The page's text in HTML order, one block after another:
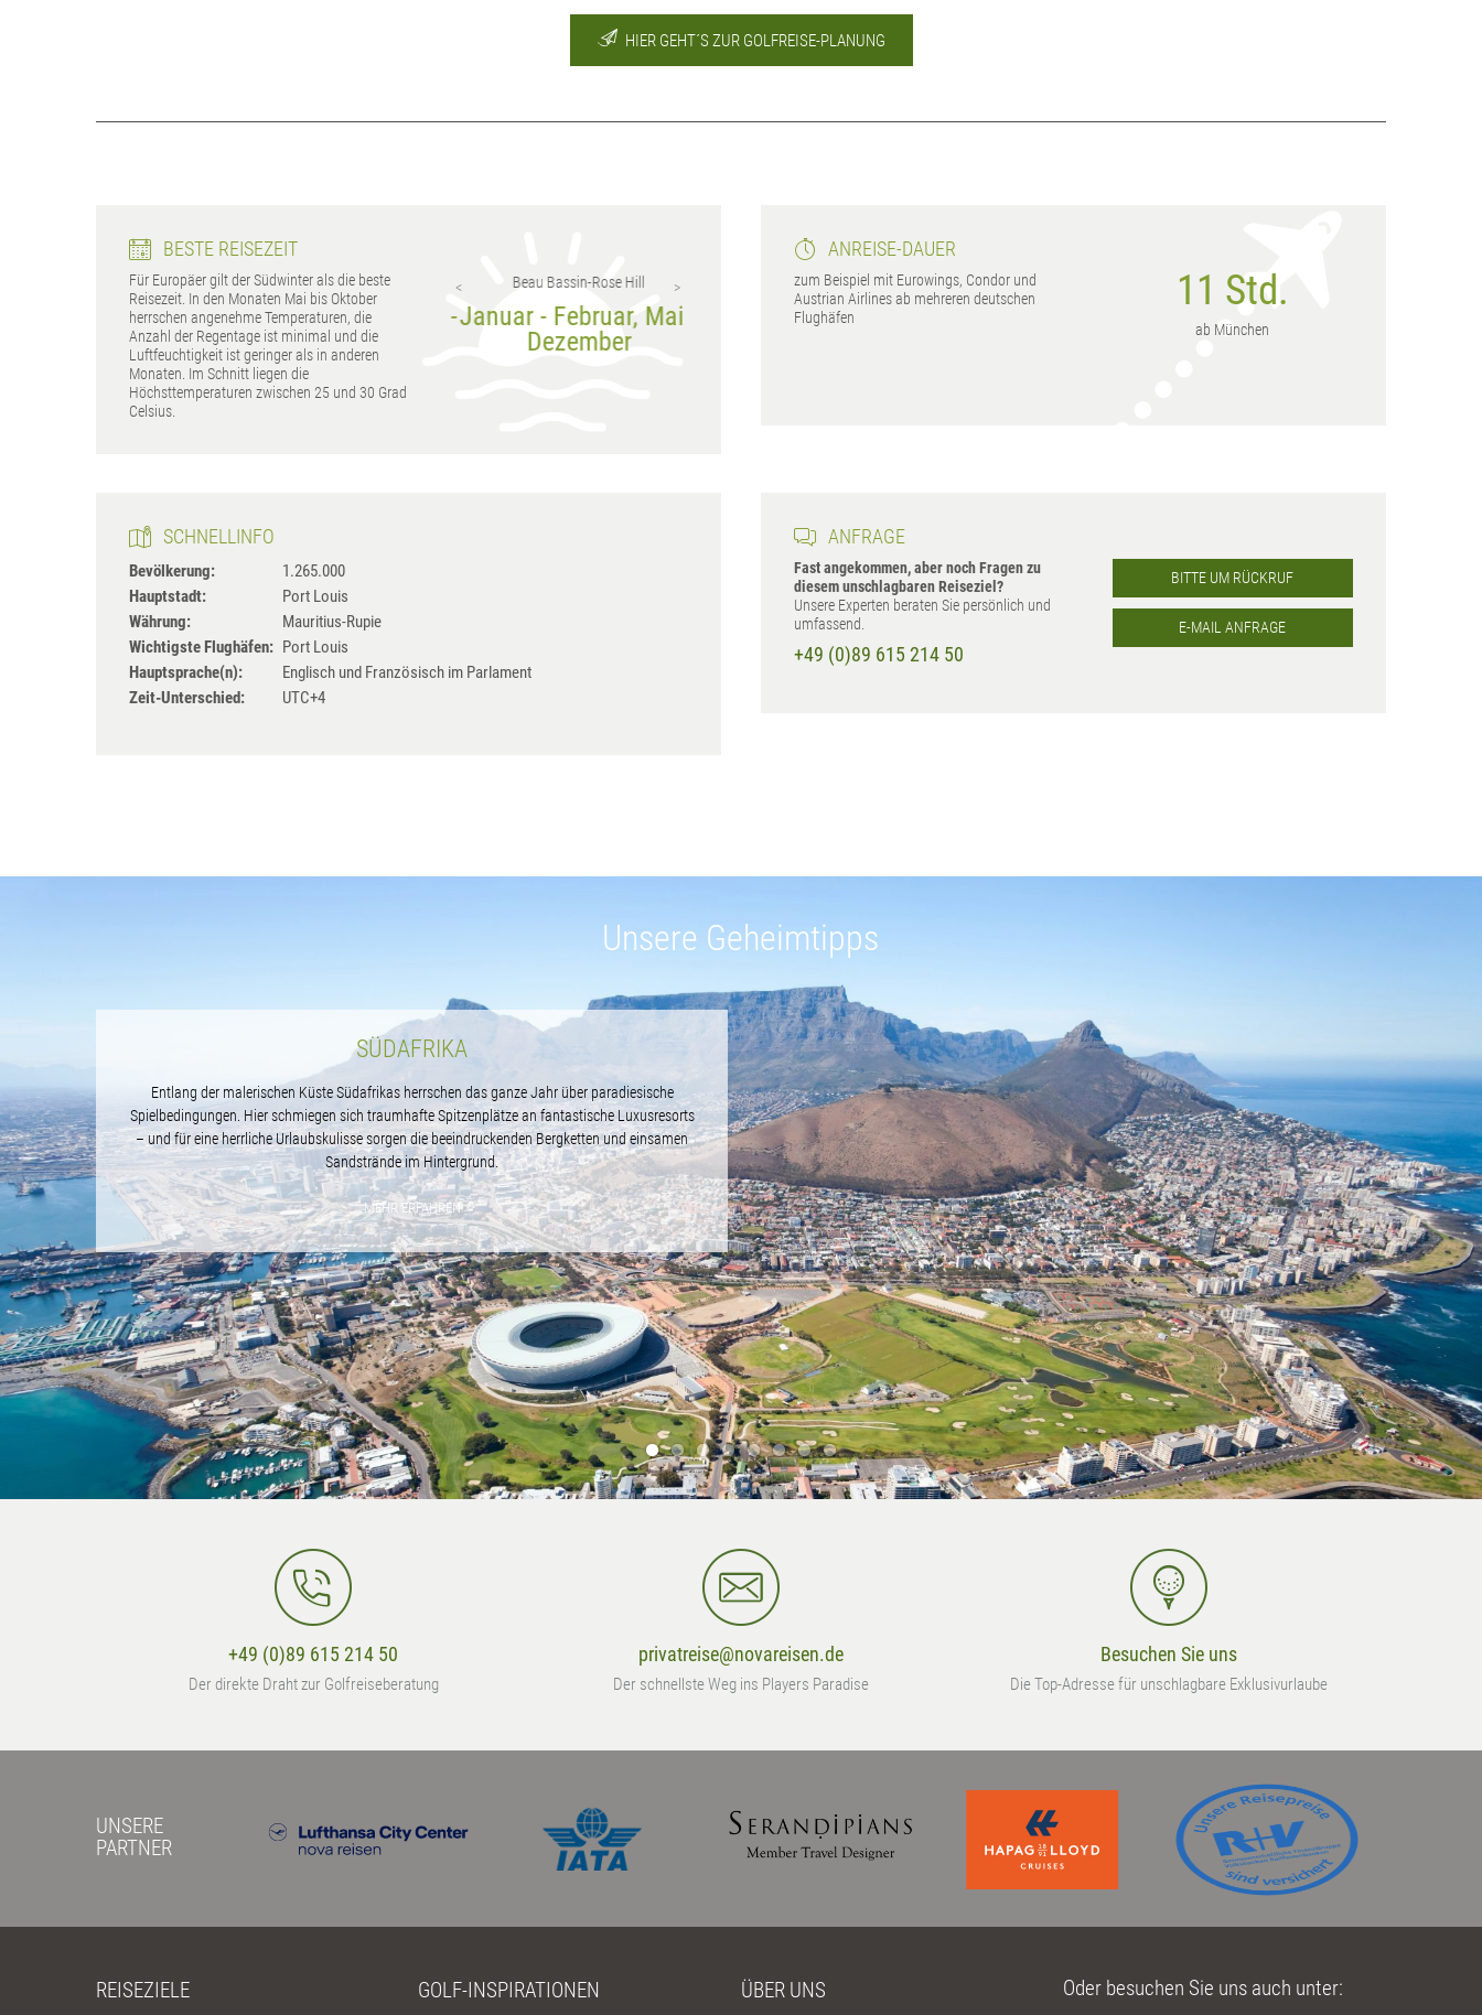
HIER GEHT´S ZUR GOLFREISE-PLANUNG
BESTE REISEZEIT
Für Europäer gilt der Südwinter als die beste
Reisezeit. In den Monaten Mai bis Oktober
herrschen angenehme Temperaturen, die
Anzahl der Regentage ist minimal und die
Luftfeuchtigkeit ist geringer als in anderen
Monaten. Im Schnitt liegen die
Höchsttemperaturen zwischen 25 und 30 Grad
Celsius.
Juni - November
Port Louis
Januar - Februar, Mai -
Dezember
Beau Bassin-Rose Hill
Januar - Februar, Mai -
Dezember
Curepipe
Juni - November
Port Louis
ANREISE-DAUER
zum Beispiel mit Eurowings, Condor und
Austrian Airlines ab mehreren deutschen
Flughäfen
11 Std.
ab München
SCHNELLINFO
Bevölkerung:
1.265.000
Hauptstadt:
Port Louis
Währung:
Mauritius-Rupie
Wichtigste Flughäfen: Port Louis
Hauptsprache(n):
Englisch und Französisch im Parlament
Zeit-Unterschied:
UTC+4
ANFRAGE
Fast angekommen, aber noch Fragen zu
diesem unschlagbaren Reiseziel?
Unsere Experten beraten Sie persönlich und
umfassend.
+49 (0)89 615 214 50
BITTE UM RÜCKRUF
E-MAIL ANFRAGE
SÜDAFRIKA
Entlang der malerischen Küste Südafrikas herrschen das ganze Jahr über paradiesische
Spielbedingungen. Hier schmiegen sich traumhafte Spitzenplätze an fantastische Luxusresorts
– und für eine herrliche Urlaubskulisse sorgen die beeindruckenden Bergketten und einsamen
Sandstrände im Hintergrund.
MEHR ERFAHREN
Unsere Geheimtipps
+49 (0)89 615 214 50
Der direkte Draht zur Golfreiseberatung
privatreise@novareisen.de
Der schnellste Weg ins Players Paradise
Besuchen Sie uns
Die Top-Adresse für unschlagbare Exklusivurlaube
UNSERE
PARTNER
REISEZIELE GOLF-INSPIRATIONEN ÜBER UNS Oder besuchen Sie uns auch unter: